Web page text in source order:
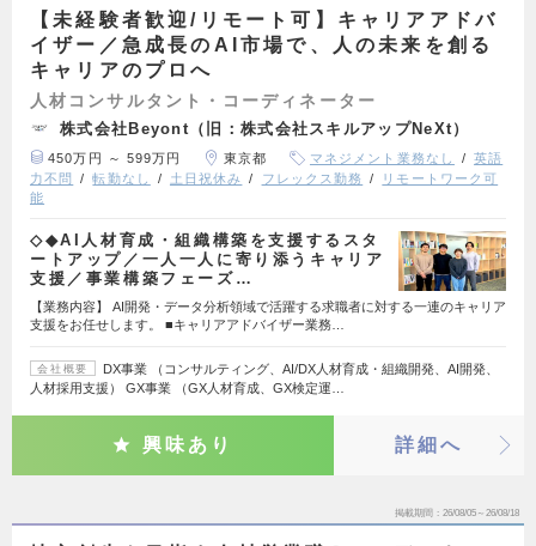
【未経験者歓迎/リモート可】キャリアアドバ
イザー／急成長のAI市場で、人の未来を創る
キャリアのプロへ
人材コンサルタント・コーディネーター
株式会社Beyont（旧：株式会社スキルアップNeXt）
450万円 ～ 599万円 東京都 マネジメント業務なし
英語
力不問
転勤なし 土日祝休み フレックス勤務
リモートワーク可
能
◇◆AI人材育成・組織構築を支援するスタ
ートアップ／一人一人に寄り添うキャリア
支援／事業構築フェーズ…
【業務内容】 AI開発・データ分析領域で活躍する求職者に対する一連のキャリア
支援をお任せします。 ■キャリアアドバイザー業務…
会社概要
DX事業 （コンサルティング、AI/DX人材育成・組織開発、AI開発、
人材採用支援） GX事業 （GX人材育成、GX検定運…
興味あり 詳細へ
掲載期間 26/08/05～26/08/18